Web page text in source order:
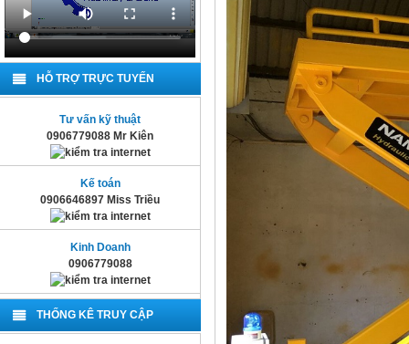
HỖ TRỢ TRỰC TUYẾN
Tư vấn kỹ thuật
0906779088 Mr Kiên
Kế toán
0906646897 Miss Triều
Kinh Doanh
0906779088
THỐNG KÊ TRUY CẬP